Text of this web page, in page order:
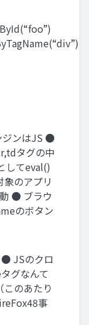
ンはJS ●
タグの中
してeval()
のアプリ
● ブラウ
のボタン
● JSのクロ
グなんて
のあたり
事